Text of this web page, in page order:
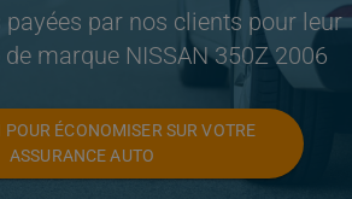
par nos clients pour leur
marque NISSAN 350Z 2006
POUR ÉCONOMISER SUR VOTRE
ASSURANCE AUTO